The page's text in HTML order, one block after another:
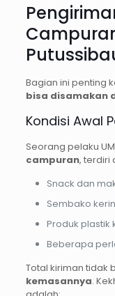
Bagian ini penting
bisa disamakan
Kondisi Awal
Seorang pelaku
campuran, terdiri
Snack dan
Sembako
Produk plastik
Beberapa
Total kiriman tidak
kemasannya.